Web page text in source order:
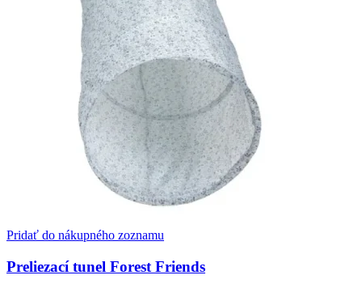
Pridať do nákupného zoznamu
Preliezací tunel Forest Friends